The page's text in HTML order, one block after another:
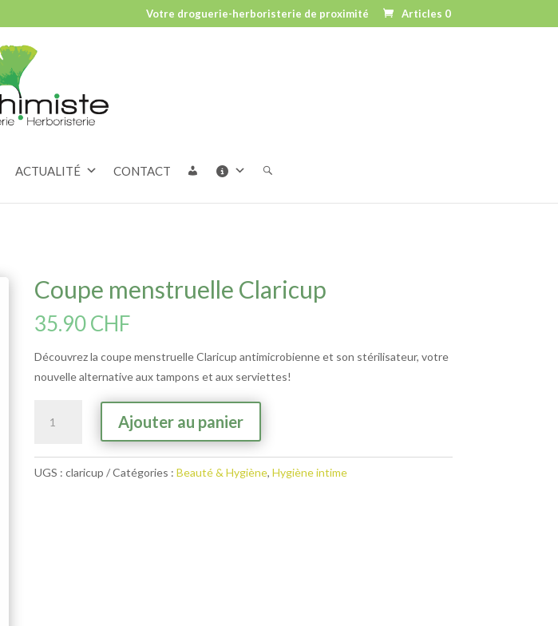
Votre droguerie-herboristerie de proximité Articles 0
ACTUALITÉ CONTACT
Coupe menstruelle Claricup
35.90CHF
Découvrez la coupe menstruelle Claricup antimicrobienne et son stérilisateur, votre
nouvelle alternative aux tampons et aux serviettes!
menstruelle
Ajouter au panier
e
UGS :claricup Catégories :Beauté & Hygiène,Hygiène intime